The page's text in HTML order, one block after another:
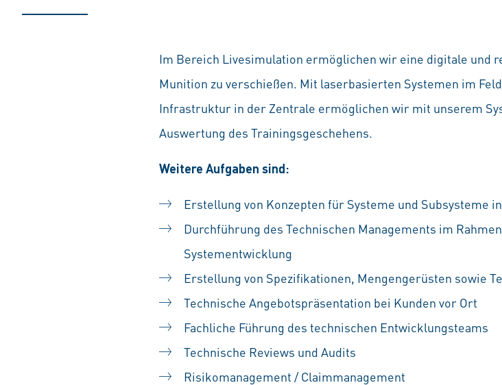
Im Bereich Livesimulation ermöglichen wir eine digitale und
Munition zu verschießen. Mit laserbasierten Systemen im
Infrastruktur in der Zentrale ermöglichen wir mit unserem
Auswertung des Trainingsgeschehens.
Weitere Aufgaben sind:
Erstellung von Konzepten für Systeme und Subsysteme
Durchführung des Technischen Managements im
Systementwicklung
Erstellung von Spezifikationen, Mengengerüsten sowie
Technische Angebotspräsentation bei Kunden vor Ort
Fachliche Führung des technischen Entwicklungsteams
Technische Reviews und Audits
Risikomanagement / Claimmanagement